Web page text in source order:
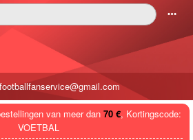
󰄒
van meer dan 70 €, Kortingscode:
VOETBAL